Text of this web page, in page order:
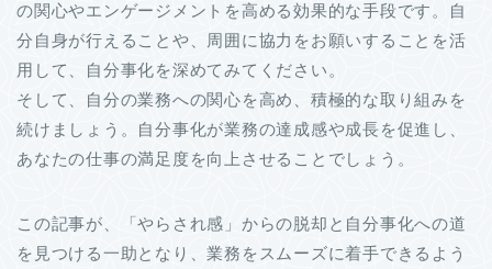
の関心やエンゲージメントを高める効果的な手段です。自
分自身が行えることや、周囲に協力をお願いすることを活
用して、自分事化を深めてみてください。
そして、自分の業務への関心を高め、積極的な取り組みを
続けましょう。自分事化が業務の達成感や成長を促進し、
あなたの仕事の満足度を向上させることでしょう。
この記事が、「やらされ感」からの脱却と自分事化への道
を見つける一助となり、業務をスムーズに着手できるよう